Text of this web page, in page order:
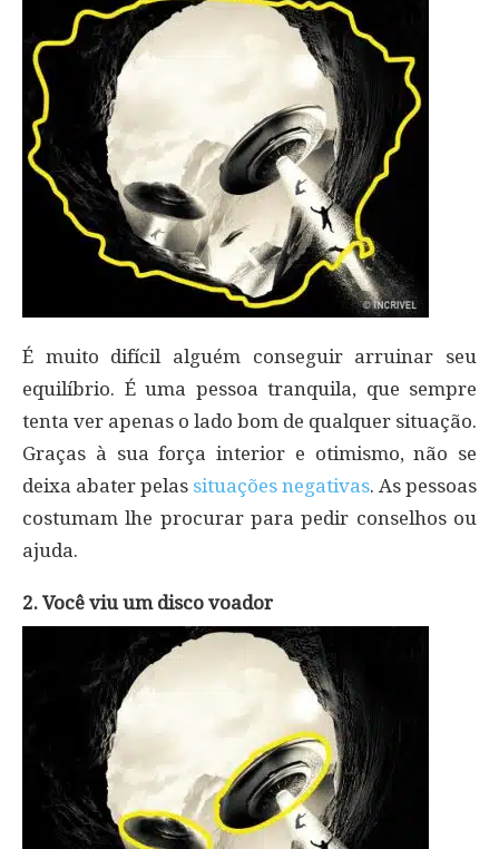
É muito difícil alguém conseguir arruinar seu
equilíbrio. É uma pessoa tranquila, que sempre
tenta ver apenas o lado bom de qualquer situação.
Graças à sua força interior e otimismo, não se
deixa abater pelas situações negativas. As pessoas
costumam lhe procurar para pedir conselhos ou
ajuda.
2. Você viu um disco voador